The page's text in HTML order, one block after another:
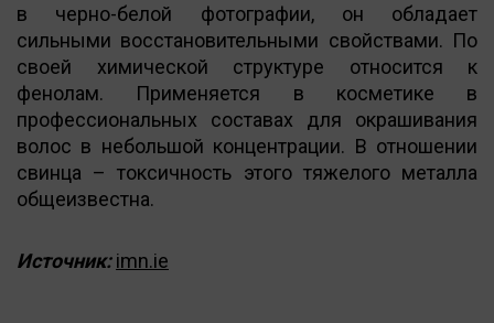
в черно-белой фотографии, он обладает
сильными восстановительными свойствами. По
своей химической структуре относится к
фенолам. Применяется в косметике в
профессиональных составах для окрашивания
волос в небольшой концентрации. В отношении
свинца – токсичность этого тяжелого металла
общеизвестна.
Источник: imn.ie